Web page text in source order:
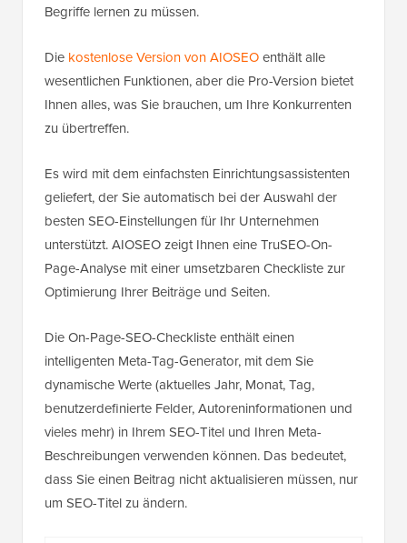
Begriffe lernen zu müssen.
Die kostenlose Version von AIOSEOenthält alle
wesentlichen Funktionen, aber die Pro-Version bietet
Ihnen alles, was Sie brauchen, um Ihre Konkurrenten
zu übertreffen.
Es wird mit dem einfachsten Einrichtungsassistenten
geliefert, der Sie automatisch bei der Auswahl der
besten SEO-Einstellungen für Ihr Unternehmen
unterstützt. AIOSEO zeigt Ihnen eine TruSEO-On-
Page-Analyse mit einer umsetzbaren Checkliste zur
Optimierung Ihrer Beiträge und Seiten.
Die On-Page-SEO-Checkliste enthält einen
intelligenten Meta-Tag-Generator, mit dem Sie
dynamische Werte (aktuelles Jahr, Monat, Tag,
benutzerdefinierte Felder, Autoreninformationen und
vieles mehr) in Ihrem SEO-Titel und Ihren Meta-
Beschreibungen verwenden können. Das bedeutet,
dass Sie einen Beitrag nicht aktualisieren müssen, nur
um SEO-Titel zu ändern.